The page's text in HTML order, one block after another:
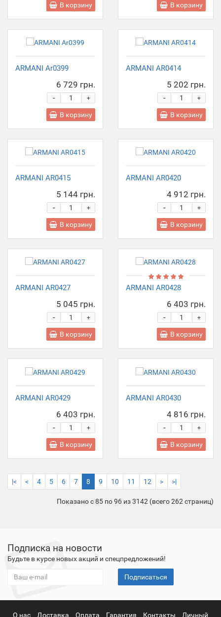
В корзину В корзину
ARMANI Ar0399
6 729 грн.
+
-
В корзину
ARMANI AR0414
5 202 грн.
+
-
В корзину
ARMANI AR0415
5 144 грн.
+
-
В корзину
ARMANI AR0420
4 912 грн.
+
-
В корзину
ARMANI AR0427
5 045 грн.
+
-
В корзину
ARMANI AR0428
6 403 грн.
+
-
В корзину
ARMANI AR0429
6 403 грн.
+
-
В корзину
ARMANI AR0430
4 816 грн.
+
-
В корзину
|< < 4 5 6 7 8 9 10 11 12 > >|
Показано с 85 по 96 из 3142 (всего 262 страниц)
Подписка на новости
Будьте в курсе новых акций и спецпредложений!
Подписаться
О нас Доставка Оплата Гарантия Контакты Личный